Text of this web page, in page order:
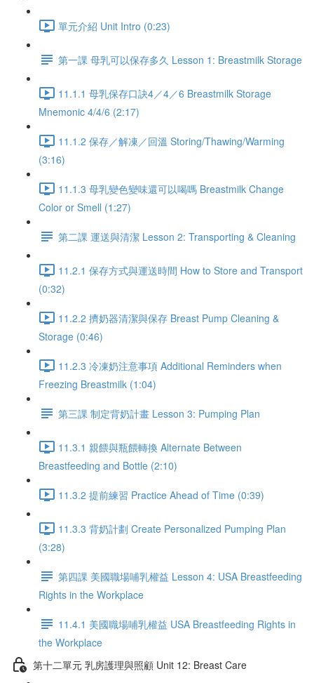
單元介紹 Unit Intro (0:23)
第一課 母乳可以保存多久 Lesson 1: Breastmilk Storage
11.1.1 母乳保存口訣4／4／6 Breastmilk Storage
Mnemonic 4/4/6 (2:17)
11.1.2 保存／解凍／回溫 Storing/Thawing/Warming
(3:16)
11.1.3 母乳變色變味還可以喝嗎 Breastmilk Change
Color or Smell (1:27)
第二課 運送與清潔 Lesson 2: Transporting & Cleaning
11.2.1 保存方式與運送時間 How to Store and Transport
(0:32)
11.2.2 擠奶器清潔與保存 Breast Pump Cleaning &
Storage (0:46)
11.2.3 冷凍奶注意事項 Additional Reminders when
Freezing Breastmilk (1:04)
第三課 制定背奶計畫 Lesson 3: Pumping Plan
11.3.1 親餵與瓶餵轉換 Alternate Between
Breastfeeding and Bottle (2:10)
11.3.2 提前練習 Practice Ahead of Time (0:39)
11.3.3 背奶計劃 Create Personalized Pumping Plan
(3:28)
第四課 美國職場哺乳權益 Lesson 4: USA Breastfeeding
Rights in the Workplace
11.4.1 美國職場哺乳權益 USA Breastfeeding Rights in
the Workplace
第十二單元 乳房護理與照顧 Unit 12: Breast Care